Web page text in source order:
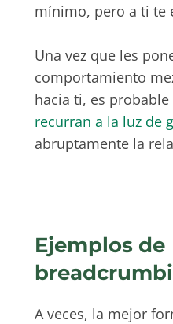
mínimo, pero a ti te
Una vez que les
comportamiento
hacia ti, es
recurran a la luz de
abruptamente la
Ejemplos de
A veces, la mejor